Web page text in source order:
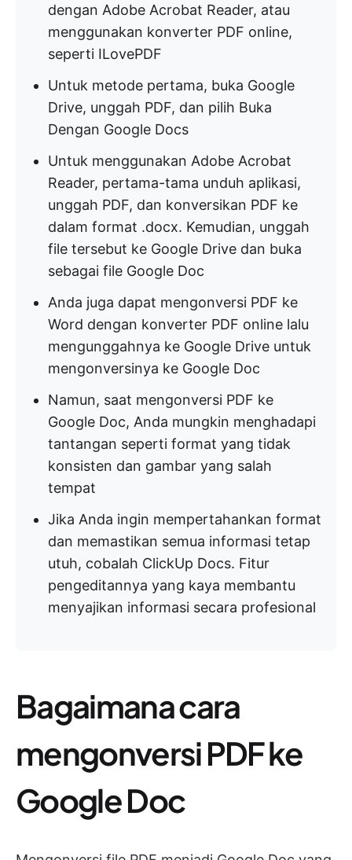
dengan Adobe Acrobat Reader, atau
menggunakan konverter PDF online,
seperti ILovePDF
Untuk metode pertama, buka Google
Drive, unggah PDF, dan pilih Buka
Dengan Google Docs
Untuk menggunakan Adobe Acrobat
Reader, pertama-tama unduh aplikasi,
unggah PDF, dan konversikan PDF ke
dalam format .docx. Kemudian, unggah
file tersebut ke Google Drive dan buka
sebagai file Google Doc
Anda juga dapat mengonversi PDF ke
Word dengan konverter PDF online lalu
mengunggahnya ke Google Drive untuk
mengonversinya ke Google Doc
Namun, saat mengonversi PDF ke
Google Doc, Anda mungkin menghadapi
tantangan seperti format yang tidak
konsisten dan gambar yang salah
tempat
Jika Anda ingin mempertahankan format
dan memastikan semua informasi tetap
utuh, cobalah ClickUp Docs. Fitur
pengeditannya yang kaya membantu
menyajikan informasi secara profesional
Bagaimana cara
mengonversi PDF ke
Google Doc